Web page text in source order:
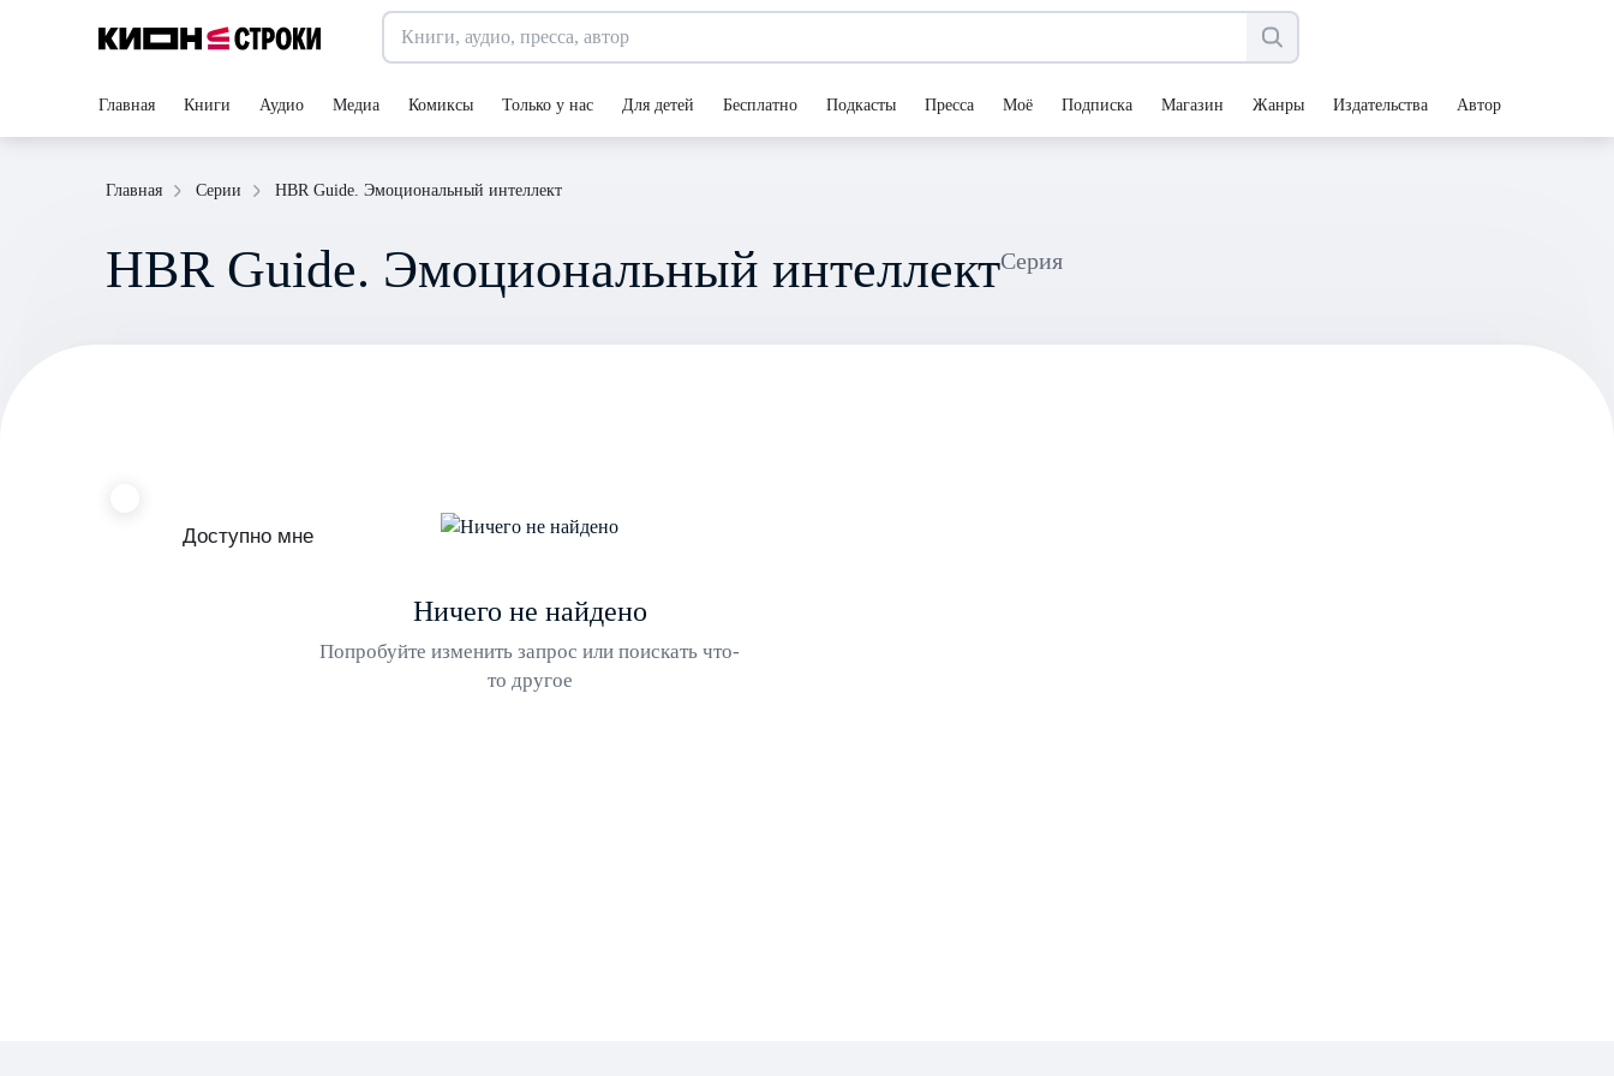
Главная Книги Аудио Медиа Комиксы Только у нас Для детей Бесплатно Подкасты Пресса Моё Подписка Магазин Жанры Издательства Авторы
Главная Серии HBR Guide. Эмоциональный интеллект
HBR Guide. Эмоциональный интеллект Серия
Доступно мне
Ничего не найдено
Попробуйте изменить запрос или поискать что-
то другое